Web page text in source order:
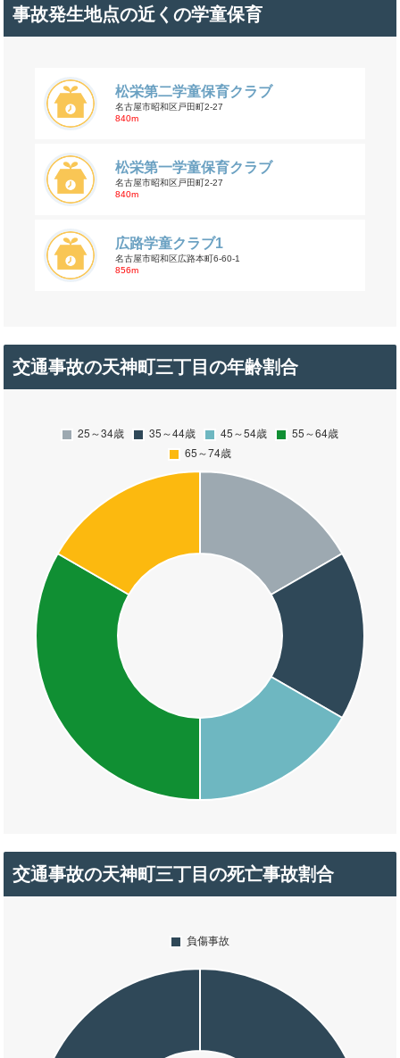
事故発生地点の近くの学童保育
松栄第二学童保育クラブ
名古屋市昭和区戸田町2-27
840m
松栄第一学童保育クラブ
名古屋市昭和区戸田町2-27
840m
広路学童クラブ1
名古屋市昭和区広路本町6-60-1
856m
交通事故の天神町三丁目の年齢割合
交通事故の天神町三丁目の死亡事故割合